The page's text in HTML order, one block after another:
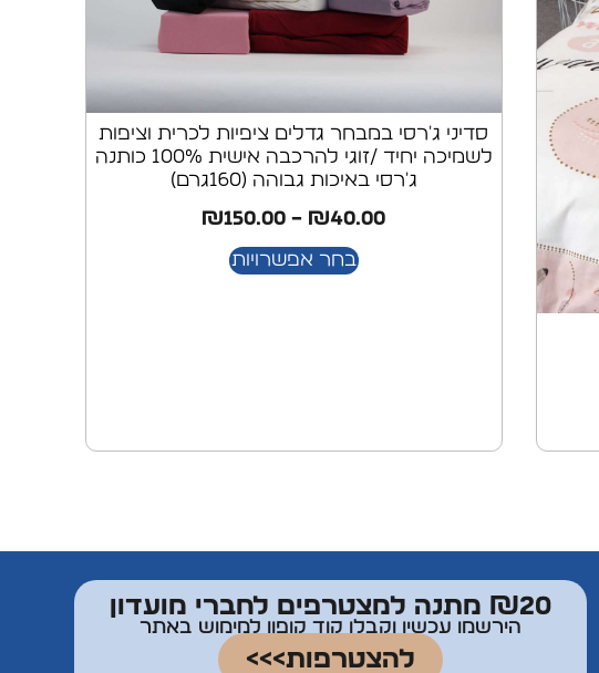
סדיני ג'רסי במבחר גדלים ציפיות לכרית וציפות
לשמיכה יחיד /זוגי להרכבה אישית 100% כותנה
ג'רסי באיכות גבוהה (160גרם)
₪40.00
–
₪150.00
בחר אפשרויות
₪20 מתנה למצטרפים לחברי מועדון
הירשמו עכשיו וקבלו קוד קופון למימוש באתר
להצטרפות>>>